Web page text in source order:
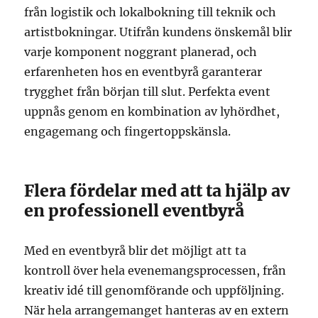
från logistik och lokalbokning till teknik och
artistbokningar. Utifrån kundens önskemål blir
varje komponent noggrant planerad, och
erfarenheten hos en eventbyrå garanterar
trygghet från början till slut. Perfekta event
uppnås genom en kombination av lyhördhet,
engagemang och fingertoppskänsla.
Flera fördelar med att ta hjälp av
en professionell eventbyrå
Med en eventbyrå blir det möjligt att ta
kontroll över hela evenemangsprocessen, från
kreativ idé till genomförande och uppföljning.
När hela arrangemanget hanteras av en extern